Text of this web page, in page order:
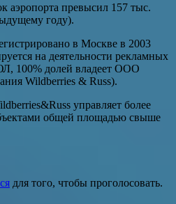
аэропорта превысил 157 тыс.
году).
в Москве в 2003
на деятельности рекламных
100% долей владеет ООО
Wildberries & Russ).
управляет более
общей площадью свыше
для того, чтобы проголосовать.